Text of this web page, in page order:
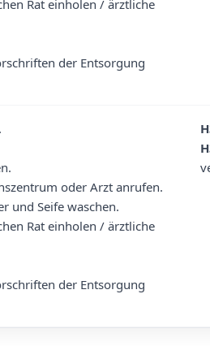
Rat einholen / ärztliche
der Entsorgung
oder Arzt anrufen.
und Seife waschen.
Rat einholen / ärztliche
der Entsorgung